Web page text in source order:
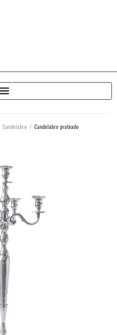
Candelabro / Candelabro prateado